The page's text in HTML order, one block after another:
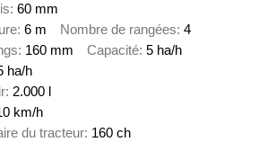
60 mm
6 m Nombre de rangées 4
160 mm Capacité 5 ha/h
ha/h
2.000 l
km/h
du tracteur 160 ch